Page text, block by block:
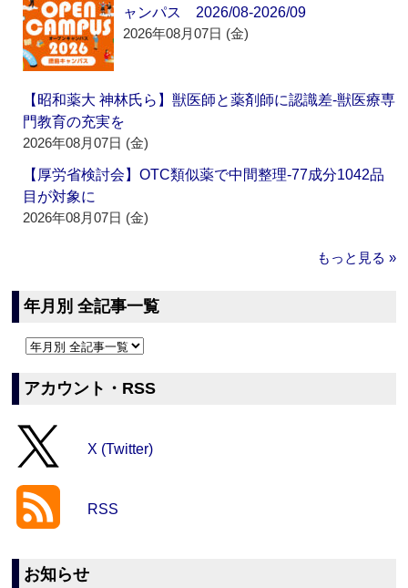
ャンパス 2026/08-2026/09
2026年08月07日 (金)
【昭和薬大 神林氏ら】獣医師と薬剤師に認識差‐獣医療専
門教育の充実を
2026年08月07日 (金)
【厚労省検討会】OTC類似薬で中間整理‐77成分1042品
目が対象に
2026年08月07日 (金)
もっと見る »
年月別 全記事一覧
アカウント・RSS
X (Twitter)
RSS
お知らせ